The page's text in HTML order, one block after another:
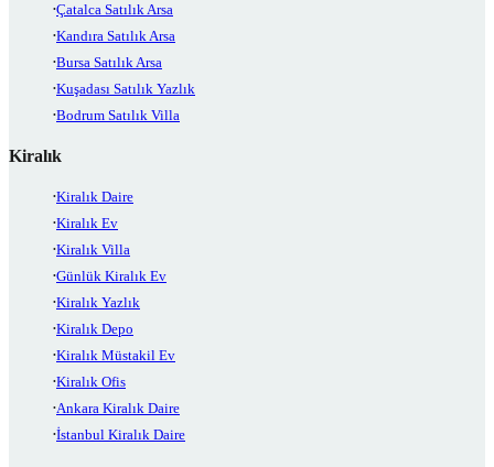
Çatalca Satılık Arsa
Kandıra Satılık Arsa
Bursa Satılık Arsa
Kuşadası Satılık Yazlık
Bodrum Satılık Villa
Kiralık
Kiralık Daire
Kiralık Ev
Kiralık Villa
Günlük Kiralık Ev
Kiralık Yazlık
Kiralık Depo
Kiralık Müstakil Ev
Kiralık Ofis
Ankara Kiralık Daire
İstanbul Kiralık Daire